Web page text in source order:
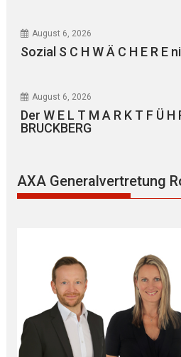
August 6, 2026
Sozial S C H W Ä C H E R
August 6, 2026
Der W E L T M A R K T F Ü H
BRUCKBERG
AXA Generalvertretung